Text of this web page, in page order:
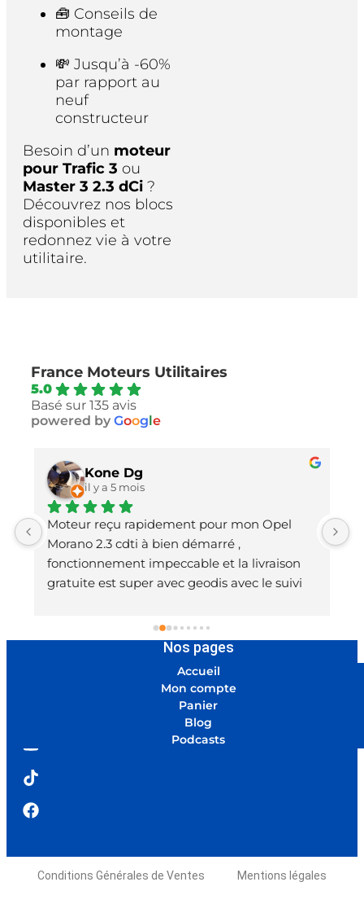
🧰 Conseils de
montage
💸 Jusqu’à -60%
par rapport au
neuf
constructeur
Besoin d’un moteur
pour Trafic 3 ou
Master 3 2.3 dCi ?
Découvrez nos blocs
disponibles et
redonnez vie à votre
utilitaire.
France Moteurs Utilitaires
5.0
Basé sur 135 avis
powered by Google
Kone Dg
il y a 5 mois
Moteur reçu rapidement pour mon Opel
Morano 2.3 cdti à bien démarré ,
fonctionnement impeccable et la livraison
gratuite est super avec geodis avec le suivi
Nos pages
Accueil
Mon compte
Panier
Blog
Podcasts
Conditions Générales de Ventes Mentions légales